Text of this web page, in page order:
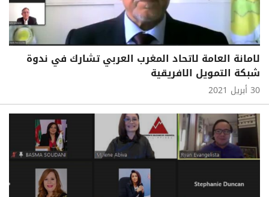
لامانة العامة لاتحاد المغرب العربي تشارك في ندوة
شبكة التمويل الافريقية
30 أبريل 2021